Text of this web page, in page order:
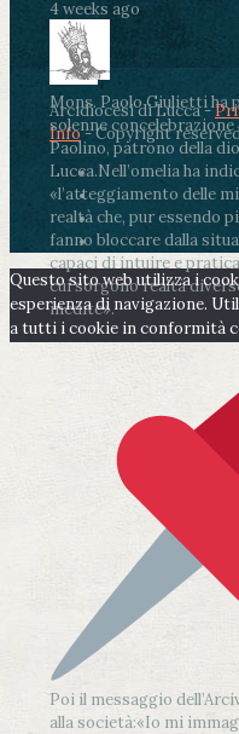
4 weeks ago
Mons. Paolo Giulietti ha
solenne
Paolino, patrono della
Lucca.Nell’omelia ha
«l’atteggiamento delle
realtà che, pur essendo
fanno bloccare dalla
capaci di intuire e
cui sorgono realtà
inedite».
Poi il messaggio
alla società:«Io mi
Arcidiocesi di Lucca -
Info- Copyright
Questo sito web utilizza i
esperienza di navigazione.
a tutti i cookie in conformità